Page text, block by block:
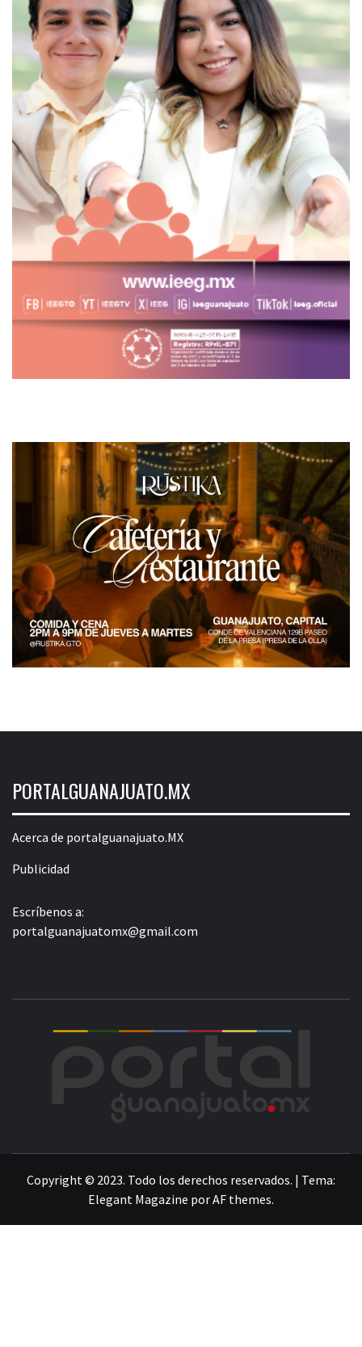
PORTALGUANAJUATO.MX
Acerca de portalguanajuato.MX
Publicidad
Escríbenos a:
portalguanajuatomx@gmail.com
Copyright © 2023. Todo los derechos reservados. | Tema:
Elegant Magazine porAF themes.